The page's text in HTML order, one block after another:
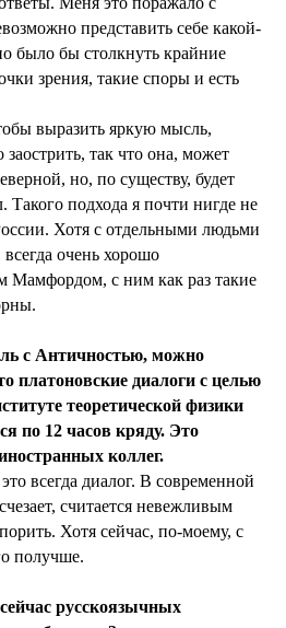
представить себе какой-
было бы столкнуть крайние
зрения, такие споры и есть
выразить яркую мысль,
так что она, может
но, по существу, будет
Такого подхода я почти нигде не
Хотя с отдельными людьми
очень хорошо
Мамфордом, с ним как раз такие
с Античностью, можно
платоновские диалоги с целью
теоретической физики
по 12 часов кряду. Это
коллег.
всегда диалог. В современной
считается невежливым
Хотя сейчас, по-моему, с
получше.
русскоязычных